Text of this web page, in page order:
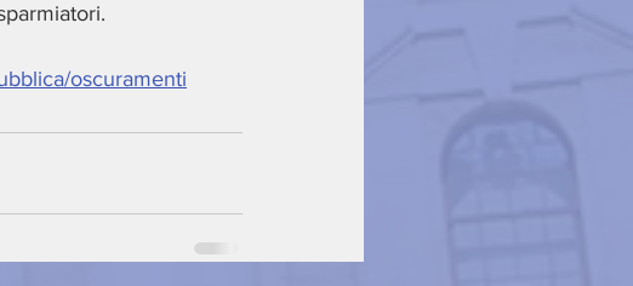
oscuramenti